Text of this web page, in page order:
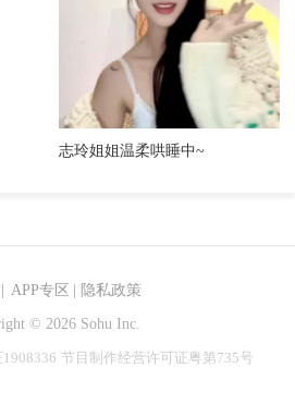
志玲姐姐温柔哄睡中~
APP专区 隐私政策
© 2026 Sohu Inc.
节目制作经营许可证粤第735号